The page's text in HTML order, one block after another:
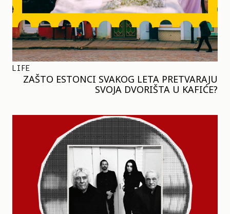
LIFE
ZAŠTO ESTONCI SVAKOG LETA PRETVARAJU
SVOJA DVORIŠTA U KAFIĆE?